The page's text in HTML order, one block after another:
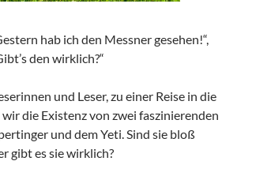
hab ich den Messner gesehen!“,
den wirklich?“
und Leser, zu einer Reise in die
die Existenz von zwei faszinierenden
und dem Yeti. Sind sie bloß
gibt es sie wirklich?